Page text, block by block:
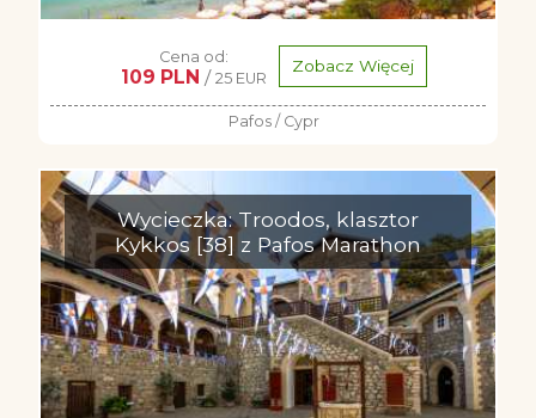
Cena od:
109 PLN / 25 EUR
Zobacz Więcej
Pafos / Cypr
Wycieczka: Troodos, klasztor
Kykkos [38] z Pafos Marathon